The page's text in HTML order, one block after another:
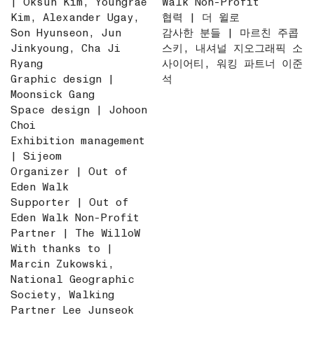
Kim, Alexander Ugay,
Son Hyunseon, Jun
Jinkyoung, Cha Ji
Ryang
Graphic design |
Moonsick Gang
Space design | Johoon
Choi
Exhibition management
| Sijeom
Organizer | Out of
Eden Walk
Supporter | Out of
Eden Walk Non-Profit
Partner | The WilloW
With thanks to |
Marcin Zukowski,
National Geographic
Society, Walking
Partner Lee Junseok
협력 | 더 윌로
감사한 분들 | 마르친 주콥
스키, 내셔널 지오그래픽 소
사이어티, 워킹 파트너 이준
석